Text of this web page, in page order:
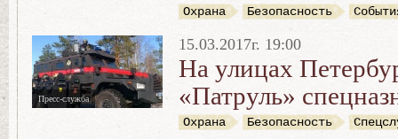
Охрана Безопасность
Пресс-служба
15.03.2017г. 19:00
На улицах
«Патруль»
Охрана Безопасность